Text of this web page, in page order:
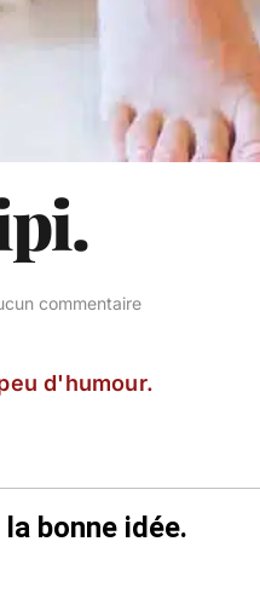
commentaire
d'humour.
bonne idée.